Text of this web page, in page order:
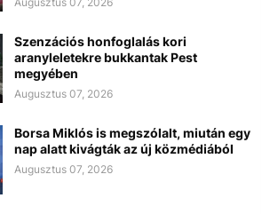
Szenzációs honfoglalás kori
aranyleletekre bukkantak Pest
megyében
Augusztus 07, 2026
Borsa Miklós is megszólalt, miután egy
nap alatt kivágták az új közmédiából
Augusztus 07, 2026